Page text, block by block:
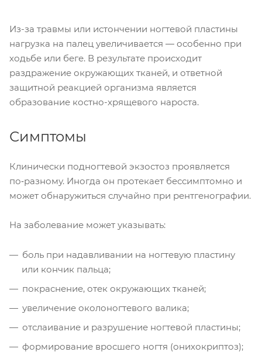
Из-за травмы или истончении ногтевой пластины
нагрузка на палец увеличивается ― особенно при
ходьбе или беге. В результате происходит
раздражение окружающих тканей, и ответной
защитной реакцией организма является
образование костно-хрящевого нароста.
Симптомы
Клинически подногтевой экзостоз проявляется
по‑разному. Иногда он протекает бессимптомно и
может обнаружиться случайно при рентгенографии.
На заболевание может указывать:
боль при надавливании на ногтевую пластину
или кончик пальца;
покраснение, отек окружающих тканей;
увеличение околоногтевого валика;
отслаивание и разрушение ногтевой пластины;
формирование вросшего ногтя (онихокриптоз);